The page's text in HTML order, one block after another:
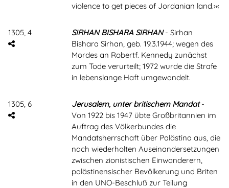
violence to get pieces of Jordanian land.›«
1305, 4 SIRHAN BISHARA SIRHAN- Sirhan
Bishara Sirhan, geb. 19.3.1944; wegen des
Mordes an Robertf. Kennedy zunächst
zum Tode verurteilt; 1972 wurde die Strafe
in lebenslange Haft umgewandelt.
1305, 6 Jerusalem, unter britischem Mandat-
Von 1922 bis 1947 übte Großbritannien im
Auftrag des Völkerbundes die
Mandatsherrschaft über Palästina aus, die
nach wiederholten Auseinandersetzungen
zwischen zionistischen Einwanderern,
palästinensischer Bevölkerung und Briten
in den UNO-Beschluß zur Teilung